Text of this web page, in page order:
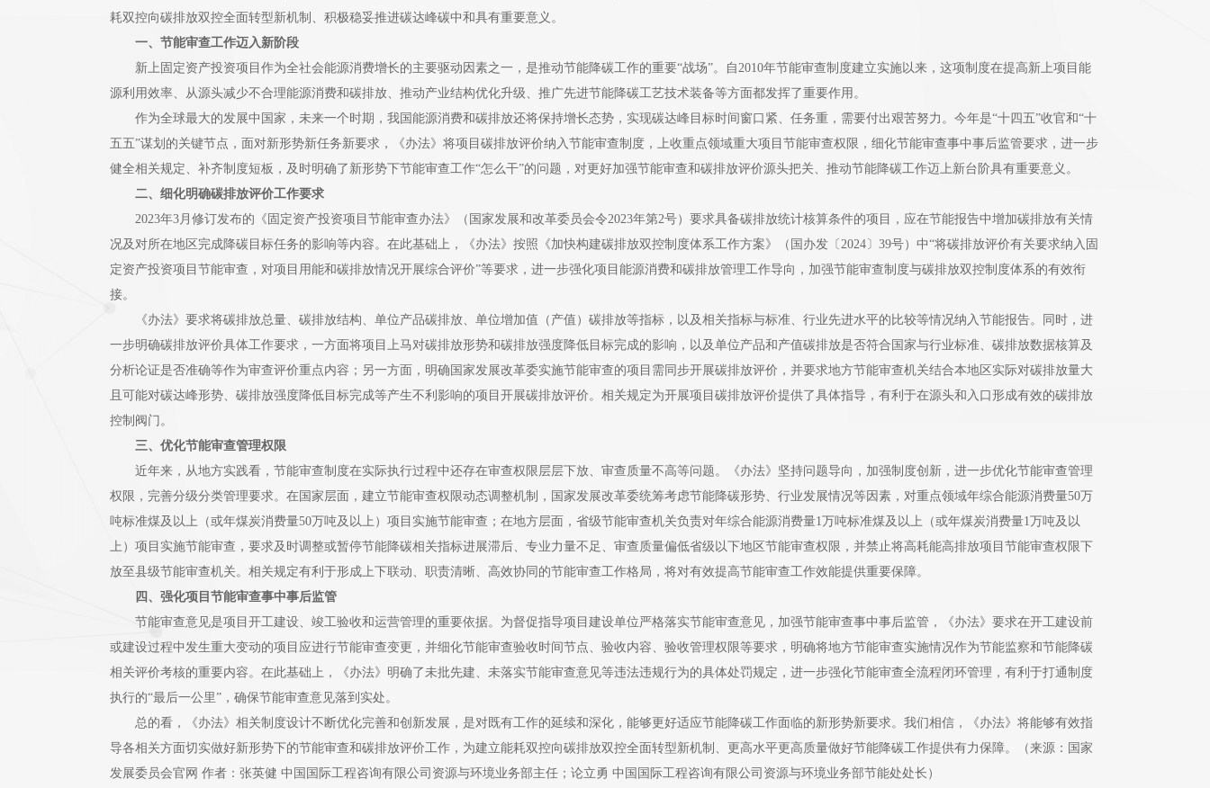
耗双控向碳排放双控全面转型新机制、积极稳妥推进碳达峰碳中和具有重要意义。
一、节能审查工作迈入新阶段
新上固定资产投资项目作为全社会能源消费增长的主要驱动因素之一，是推动节能降碳工作的重要“战场”。自2010年节能审查制度建立实施以来，这项制度在提高新上项目能
源利用效率、从源头减少不合理能源消费和碳排放、推动产业结构优化升级、推广先进节能降碳工艺技术装备等方面都发挥了重要作用。
作为全球最大的发展中国家，未来一个时期，我国能源消费和碳排放还将保持增长态势，实现碳达峰目标时间窗口紧、任务重，需要付出艰苦努力。今年是“十四五”收官和“十
五五”谋划的关键节点，面对新形势新任务新要求，《办法》将项目碳排放评价纳入节能审查制度，上收重点领域重大项目节能审查权限，细化节能审查事中事后监管要求，进一步
健全相关规定、补齐制度短板，及时明确了新形势下节能审查工作“怎么干”的问题，对更好加强节能审查和碳排放评价源头把关、推动节能降碳工作迈上新台阶具有重要意义。
二、细化明确碳排放评价工作要求
2023年3月修订发布的《固定资产投资项目节能审查办法》（国家发展和改革委员会令2023年第2号）要求具备碳排放统计核算条件的项目，应在节能报告中增加碳排放有关情
况及对所在地区完成降碳目标任务的影响等内容。在此基础上，《办法》按照《加快构建碳排放双控制度体系工作方案》（国办发〔2024〕39号）中“将碳排放评价有关要求纳入固
定资产投资项目节能审查，对项目用能和碳排放情况开展综合评价”等要求，进一步强化项目能源消费和碳排放管理工作导向，加强节能审查制度与碳排放双控制度体系的有效衔
接。
《办法》要求将碳排放总量、碳排放结构、单位产品碳排放、单位增加值（产值）碳排放等指标，以及相关指标与标准、行业先进水平的比较等情况纳入节能报告。同时，进
一步明确碳排放评价具体工作要求，一方面将项目上马对碳排放形势和碳排放强度降低目标完成的影响，以及单位产品和产值碳排放是否符合国家与行业标准、碳排放数据核算及
分析论证是否准确等作为审查评价重点内容；另一方面，明确国家发展改革委实施节能审查的项目需同步开展碳排放评价，并要求地方节能审查机关结合本地区实际对碳排放量大
且可能对碳达峰形势、碳排放强度降低目标完成等产生不利影响的项目开展碳排放评价。相关规定为开展项目碳排放评价提供了具体指导，有利于在源头和入口形成有效的碳排放
控制阀门。
三、优化节能审查管理权限
近年来，从地方实践看，节能审查制度在实际执行过程中还存在审查权限层层下放、审查质量不高等问题。《办法》坚持问题导向，加强制度创新，进一步优化节能审查管理
权限，完善分级分类管理要求。在国家层面，建立节能审查权限动态调整机制，国家发展改革委统筹考虑节能降碳形势、行业发展情况等因素，对重点领域年综合能源消费量50万
吨标准煤及以上（或年煤炭消费量50万吨及以上）项目实施节能审查；在地方层面，省级节能审查机关负责对年综合能源消费量1万吨标准煤及以上（或年煤炭消费量1万吨及以
上）项目实施节能审查，要求及时调整或暂停节能降碳相关指标进展滞后、专业力量不足、审查质量偏低省级以下地区节能审查权限，并禁止将高耗能高排放项目节能审查权限下
放至县级节能审查机关。相关规定有利于形成上下联动、职责清晰、高效协同的节能审查工作格局，将对有效提高节能审查工作效能提供重要保障。
四、强化项目节能审查事中事后监管
节能审查意见是项目开工建设、竣工验收和运营管理的重要依据。为督促指导项目建设单位严格落实节能审查意见，加强节能审查事中事后监管，《办法》要求在开工建设前
或建设过程中发生重大变动的项目应进行节能审查变更，并细化节能审查验收时间节点、验收内容、验收管理权限等要求，明确将地方节能审查实施情况作为节能监察和节能降碳
相关评价考核的重要内容。在此基础上，《办法》明确了未批先建、未落实节能审查意见等违法违规行为的具体处罚规定，进一步强化节能审查全流程闭环管理，有利于打通制度
执行的“最后一公里”，确保节能审查意见落到实处。
总的看，《办法》相关制度设计不断优化完善和创新发展，是对既有工作的延续和深化，能够更好适应节能降碳工作面临的新形势新要求。我们相信，《办法》将能够有效指
导各相关方面切实做好新形势下的节能审查和碳排放评价工作，为建立能耗双控向碳排放双控全面转型新机制、更高水平更高质量做好节能降碳工作提供有力保障。（来源：国家
发展委员会官网 作者：张英健 中国国际工程咨询有限公司资源与环境业务部主任；论立勇 中国国际工程咨询有限公司资源与环境业务部节能处处长）